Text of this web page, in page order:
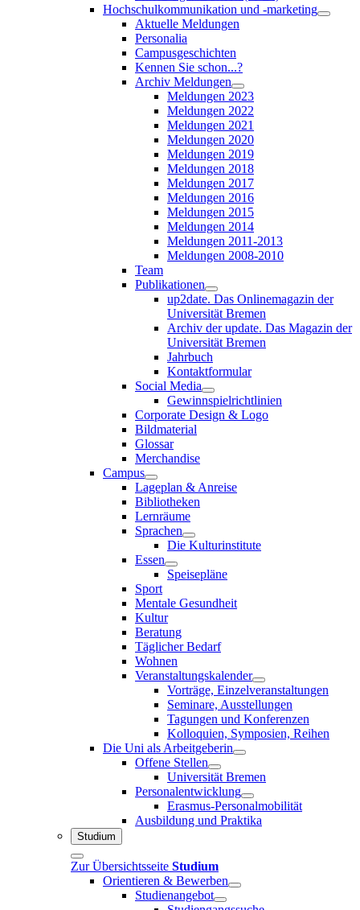
Hochschulkommunikation und -marketing
Aktuelle Meldungen
Personalia
Campusgeschichten
Kennen Sie schon...?
Archiv Meldungen
Meldungen 2023
Meldungen 2022
Meldungen 2021
Meldungen 2020
Meldungen 2019
Meldungen 2018
Meldungen 2017
Meldungen 2016
Meldungen 2015
Meldungen 2014
Meldungen 2011-2013
Meldungen 2008-2010
Team
Publikationen
up2date. Das Onlinemagazin der
Universität Bremen
Archiv der update. Das Magazin der
Universität Bremen
Jahrbuch
Kontaktformular
Social Media
Gewinnspielrichtlinien
Corporate Design & Logo
Bildmaterial
Glossar
Merchandise
Campus
Lageplan & Anreise
Bibliotheken
Lernräume
Sprachen
Die Kulturinstitute
Essen
Speisepläne
Sport
Mentale Gesundheit
Kultur
Beratung
Täglicher Bedarf
Wohnen
Veranstaltungskalender
Vorträge, Einzelveranstaltungen
Seminare, Ausstellungen
Tagungen und Konferenzen
Kolloquien, Symposien, Reihen
Die Uni als Arbeitgeberin
Offene Stellen
Universität Bremen
Personalentwicklung
Erasmus-Personalmobilität
Ausbildung und Praktika
Studium
Zur Übersichtsseite Studium
Orientieren & Bewerben
Studienangebot